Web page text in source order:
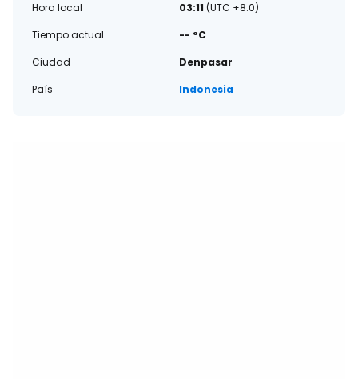
Hora local
03:11 (UTC +8.0)
Tiempo actual
-- °C
Ciudad
Denpasar
País
Indonesia